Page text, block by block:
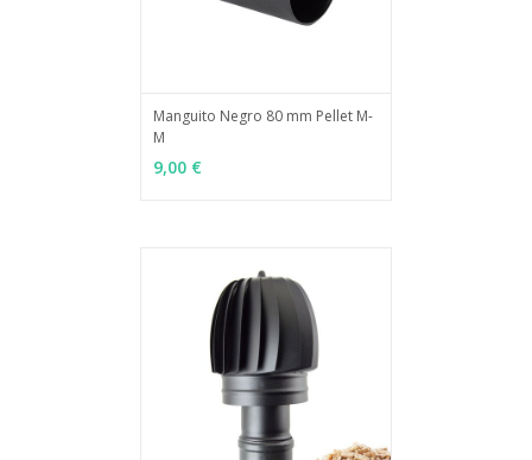
Manguito Negro 80 mm Pellet M-
M
9,00 €